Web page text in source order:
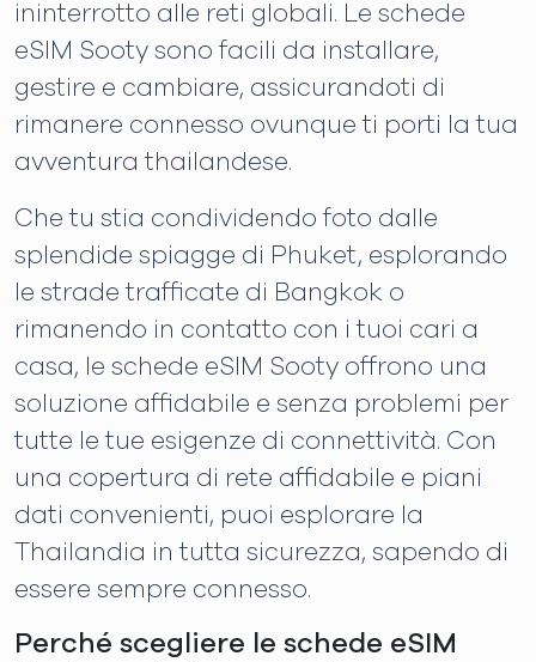
ininterrotto alle reti globali. Le schede
eSIM Sooty sono facili da installare,
gestire e cambiare, assicurandoti di
rimanere connesso ovunque ti porti la tua
avventura thailandese.
Che tu stia condividendo foto dalle
splendide spiagge di Phuket, esplorando
le strade trafficate di Bangkok o
rimanendo in contatto con i tuoi cari a
casa, le schede eSIM Sooty offrono una
soluzione affidabile e senza problemi per
tutte le tue esigenze di connettività. Con
una copertura di rete affidabile e piani
dati convenienti, puoi esplorare la
Thailandia in tutta sicurezza, sapendo di
essere sempre connesso.
Perché scegliere le schede eSIM